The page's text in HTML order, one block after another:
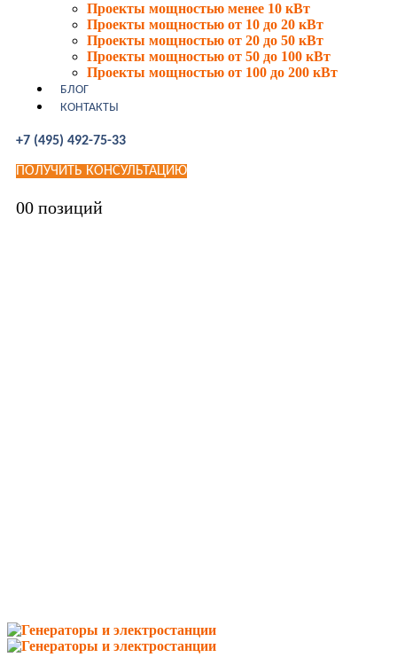
Проекты мощностью менее 10 кВт
Проекты мощностью от 10 до 20 кВт
Проекты мощностью от 20 до 50 кВт
Проекты мощностью от 50 до 100 кВт
Проекты мощностью от 100 до 200 кВт
БЛОГ
КОНТАКТЫ
+7 (495) 492-75-33
ПОЛУЧИТЬ КОНСУЛЬТАЦИЮ
00 позиций